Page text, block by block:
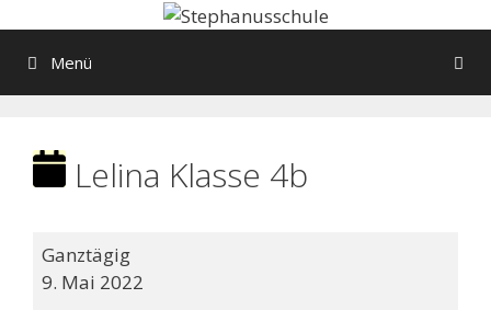
Inhalt
Menü
Lelina Klasse 4b
Lelina
Klasse
Ganztägig
9. Mai 2022